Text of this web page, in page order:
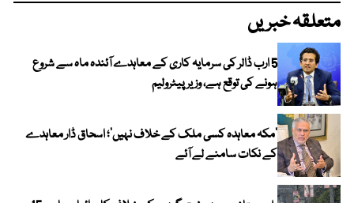
متعلقہ خبریں
5 ارب ڈالر کی سرمایہ کاری کے معاہدے آئندہ ماہ سے شروع
ہونے کی توقع ہے، وزیر پیٹرولیم
‘مکہ معاہدہ کسی ملک کے خلاف نہیں’؛ اسحاق ڈار معاہدے
کے نکات سامنے لے آئے